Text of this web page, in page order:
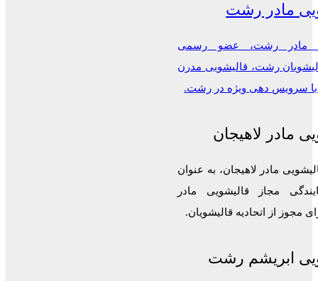
مادر رشت
مادر رشت، عضو رسمی
رشت، قالیشویی مدرن
با سرویس دهی ویژه در رشت.
مادر لاهیجان
مادر لاهیجان، به عنوان
مجاز قالیشویی مادر
مجوز از اتحادیه قالیشویان.
ابریشم رشت